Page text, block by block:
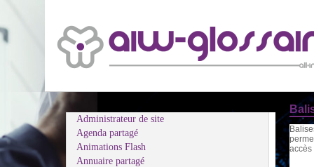
Administrateur de site
Agenda partagé
Animations Flash
Annuaire partagé
accès